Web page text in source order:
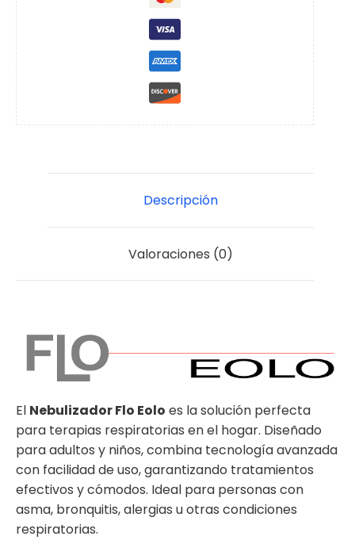
Descripción
Valoraciones (0)
El Nebulizador Flo Eolo es la solución perfecta
para terapias respiratorias en el hogar. Diseñado
para adultos y niños, combina tecnología avanzada
con facilidad de uso, garantizando tratamientos
efectivos y cómodos. Ideal para personas con
asma, bronquitis, alergias u otras condiciones
respiratorias.